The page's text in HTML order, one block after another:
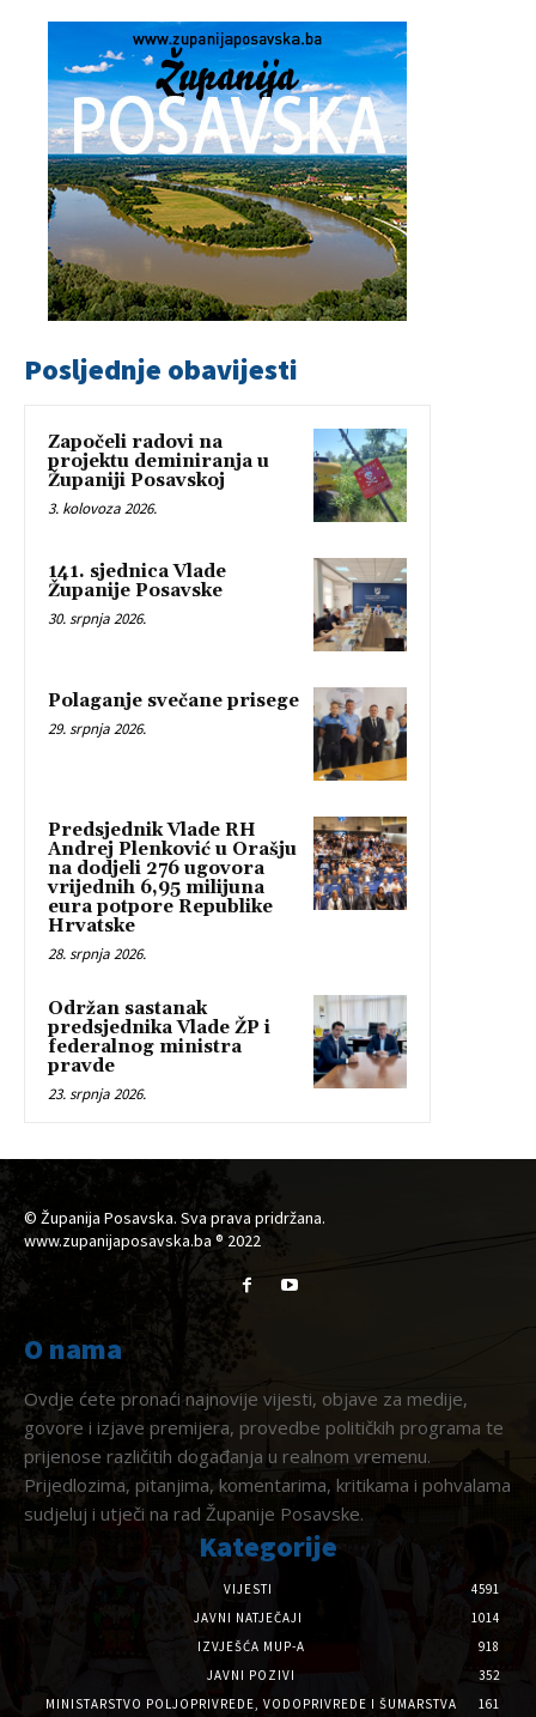
Posljednje obavijesti
Započeli radovi na
projektu deminiranja u
Županiji Posavskoj
3. kolovoza 2026.
141. sjednica Vlade
Županije Posavske
30. srpnja 2026.
Polaganje svečane prisege
29. srpnja 2026.
Predsjednik Vlade RH
Andrej Plenković u Orašju
na dodjeli 276 ugovora
vrijednih 6,95 milijuna
eura potpore Republike
Hrvatske
28. srpnja 2026.
Održan sastanak
predsjednika Vlade ŽP i
federalnog ministra
pravde
23. srpnja 2026.
© Županija Posavska. Sva prava pridržana.
www.zupanijaposavska.ba ® 2022
O nama
Ovdje ćete pronaći najnovije vijesti, objave za medije,
govore i izjave premijera, provedbe političkih programa te
prijenose različitih događanja u realnom vremenu.
Prijedlozima, pitanjima, komentarima, kritikama i pohvalama
sudjeluj i utječi na rad Županije Posavske.
Kategorije
VIJESTI
4591
JAVNI NATJEČAJI
1014
IZVJEŠĆA MUP-A
918
JAVNI POZIVI
352
MINISTARSTVO POLJOPRIVREDE, VODOPRIVREDE I ŠUMARSTVA
161